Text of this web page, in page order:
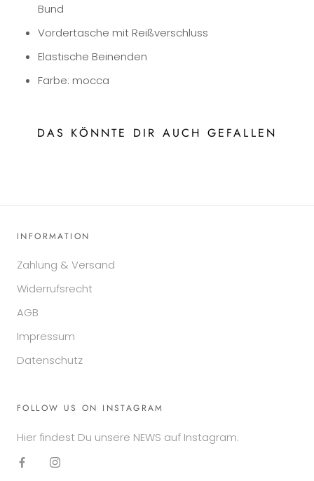
Bund
Vordertasche mit Reißverschluss
Elastische Beinenden
Farbe: mocca
DAS KÖNNTE DIR AUCH GEFALLEN
INFORMATION
Zahlung & Versand
Widerrufsrecht
AGB
Impressum
Datenschutz
FOLLOW US ON INSTAGRAM
Hier findest Du unsere NEWS auf Instagram.